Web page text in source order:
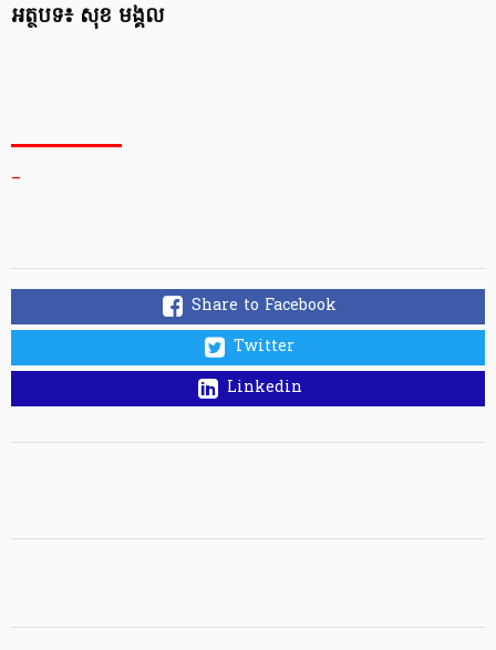
អត្ថបទ៖ សុខ មង្គល
_
Share to Facebook
Twitter
Linkedin